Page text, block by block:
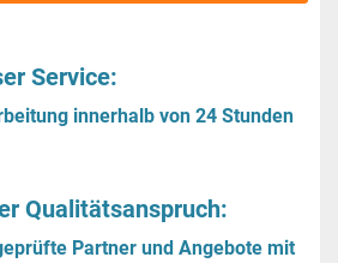
Service:
innerhalb von 24 Stunden
Qualitätsanspruch:
Partner und Angebote mit